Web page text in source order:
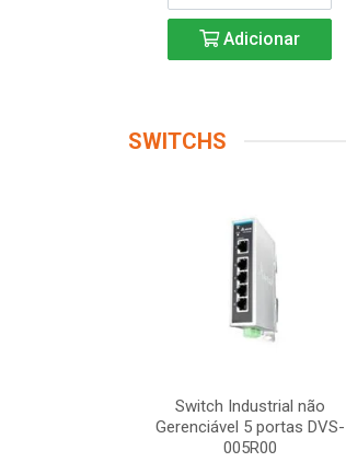
Adicionar
SWITCHS
Switch Industrial não
Gerenciável 5 portas DVS-
005R00